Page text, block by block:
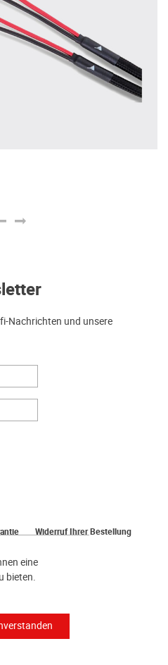
eine
bieten.
Nachrichten und unsere
Widerruf Ihrer Bestellung